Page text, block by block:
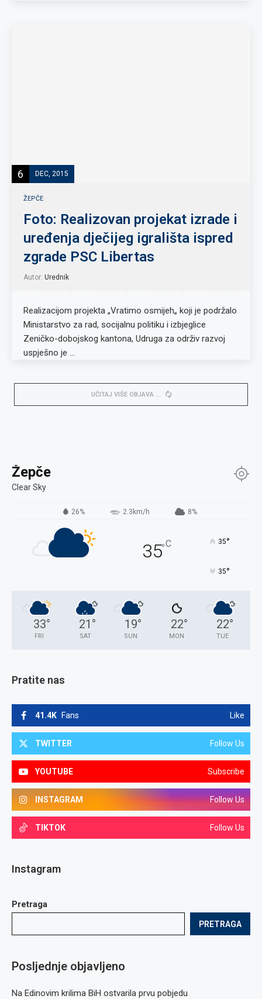
6 DEC, 2015
ŽEPČE
Foto: Realizovan projekat izrade i
uređenja dječijeg igrališta ispred
zgrade PSC Libertas
Autor: Urednik
Realizacijom projekta „Vratimo osmijeh„ koji je podržalo
Ministarstvo za rad, socijalnu politiku i izbjeglice
Zeničko-dobojskog kantona, Udruga za održiv razvoj
uspješno je …
UČITAJ VIŠE OBJAVA
Žepče
Clear Sky
26% 2.3km/h 8%
35°C 35°
35°
33°
FRI
21 °
SAT
19°
SUN
22°
MON
22°
TUE
Pratite nas
41.4K Fans Like
TWITTER Follow Us
YOUTUBE Subscribe
INSTAGRAM Follow Us
TIKTOK Follow Us
Instagram
Pretraga
PRETRAGA
Posljednje objavljeno
Na Edinovim krilima BiH ostvarila prvu pobjedu